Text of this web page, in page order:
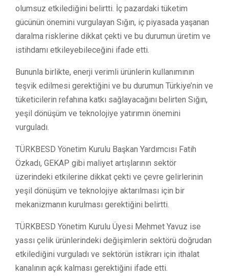
olumsuz etkilediğini belirtti. İç pazardaki tüketim
gücünün önemini vurgulayan Sığın, iç piyasada yaşanan
daralma risklerine dikkat çekti ve bu durumun üretim ve
istihdamı etkileyebileceğini ifade etti.
Bununla birlikte, enerji verimli ürünlerin kullanımının
teşvik edilmesi gerektiğini ve bu durumun Türkiye’nin ve
tüketicilerin refahına katkı sağlayacağını belirten Sığın,
yeşil dönüşüm ve teknolojiye yatırımın önemini
vurguladı.
TÜRKBESD Yönetim Kurulu Başkan Yardımcısı Fatih
Özkadı, GEKAP gibi maliyet artışlarının sektör
üzerindeki etkilerine dikkat çekti ve çevre gelirlerinin
yeşil dönüşüm ve teknolojiye aktarılması için bir
mekanizmanın kurulması gerektiğini belirtti.
TÜRKBESD Yönetim Kurulu Üyesi Mehmet Yavuz ise
yassı çelik ürünlerindeki değişimlerin sektörü doğrudan
etkilediğini vurguladı ve sektörün istikrarı için ithalat
kanalının açık kalması gerektiğini ifade etti.